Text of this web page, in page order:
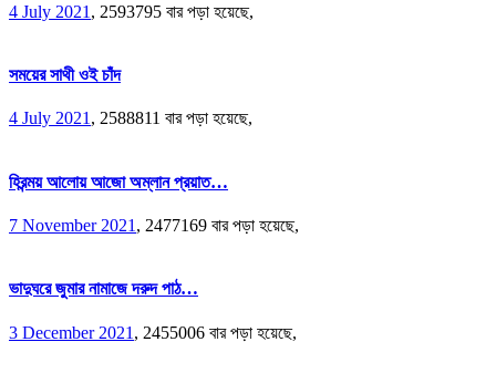
4 July 2021 , 2593795 বার পড়া হয়েছে,
সময়ের সাথী ওই চাঁদ
4 July 2021, 2588811 বার পড়া হয়েছে,
হিরন্ময় আলোয় আজো অম্লান প্রয়াত…
7 November 2021 , 2477169 বার পড়া হয়েছে,
ভাদুঘরে জুমার নামাজে দরুদ পাঠ…
3 December 2021 , 2455006 বার পড়া হয়েছে,